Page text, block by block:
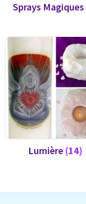
Sprays Magiques
Lumière (14)